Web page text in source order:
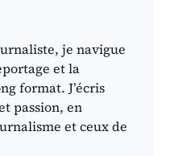
je navigue
et la
format. J’écris
passion, en
et ceux de